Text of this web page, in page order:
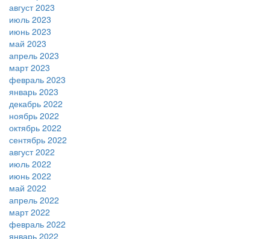
август 2023
июль 2023
июнь 2023
май 2023
апрель 2023
март 2023
февраль 2023
январь 2023
декабрь 2022
ноябрь 2022
октябрь 2022
сентябрь 2022
август 2022
июль 2022
июнь 2022
май 2022
апрель 2022
март 2022
февраль 2022
январь 2022